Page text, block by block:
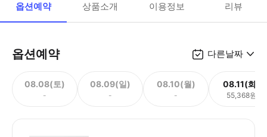
옵션예약 상품소개 이용정보 리뷰
옵션예약 다른날짜
08.08(토)
-
08.09(일)
-
08.10(월)
-
08.11(화)
55,368원